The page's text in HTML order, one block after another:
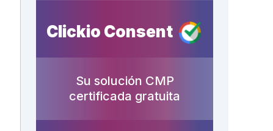
Clickio Consent
Su solución CMP
certificada gratuita